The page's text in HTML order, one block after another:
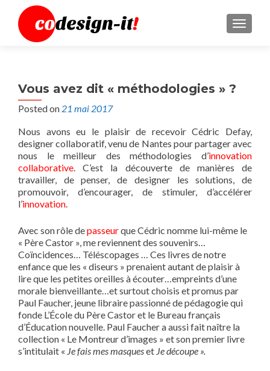
MENU
Vous avez dit « méthodologies » ?
Posted on 21 mai 2017
Nous avons eu le plaisir de recevoir Cédric Defay,
designer collaboratif, venu de Nantes pour partager avec
nous le meilleur des méthodologies d’innovation
collaborative. C’est la découverte de manières de
travailler, de penser, de designer les solutions, de
promouvoir, d’encourager, de stimuler, d’accélérer
l’innovation.
Avec son rôle depasseurque Cédric nomme lui-même le
« Père Castor », me reviennent des souvenirs…
Coïncidences… Téléscopages … Ces livres de notre
enfance que les « diseurs » prenaient autant de plaisir à
lire que les petites oreilles à écouter…empreints d’une
morale bienveillante…et surtout choisis et promus par
Paul Faucher, jeune libraire passionné de pédagogie qui
fonde L’École du Père Castor et le Bureau français
d’Éducation nouvelle. Paul Faucher a aussi fait naître la
collection « Le Montreur d’images » et son premier livre
s’intitulait « Je fais mes masqueset Je découpe ».